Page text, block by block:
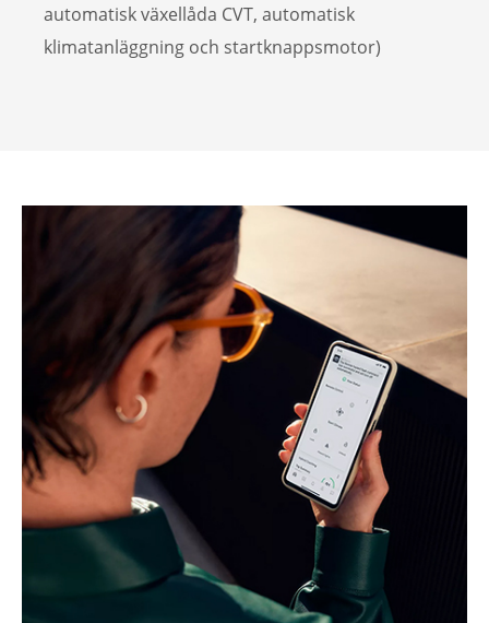
automatisk växellåda CVT, automatisk
klimatanläggning och startknappsmotor)